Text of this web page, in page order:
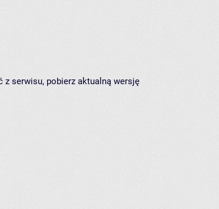
z serwisu, pobierz aktualną wersję